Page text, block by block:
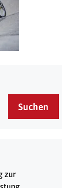
Suchen
zur